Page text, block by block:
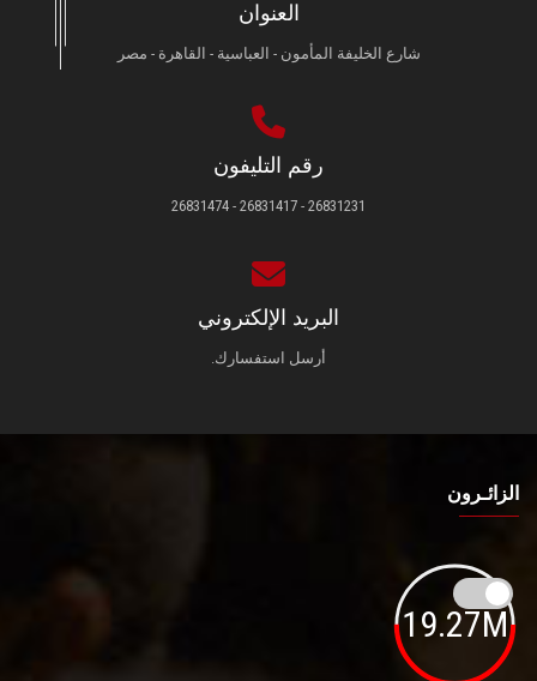
العنوان
شارع الخليفة المأمون - العباسية - القاهرة - مصر
رقم التليفون
26831231 - 26831417 - 26831474
البريد الإلكتروني
أرسل استفسارك.
الزائـرون
19.27M